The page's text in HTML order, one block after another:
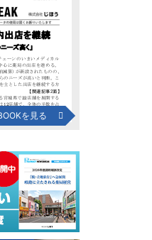
を見る